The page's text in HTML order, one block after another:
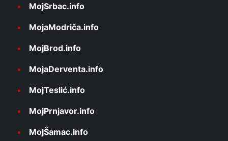
MojSrbac.info
MojaModriča.info
MojBrod.info
MojaDerventa.info
MojTeslić.info
MojPrnjavor.info
MojŠamac.info